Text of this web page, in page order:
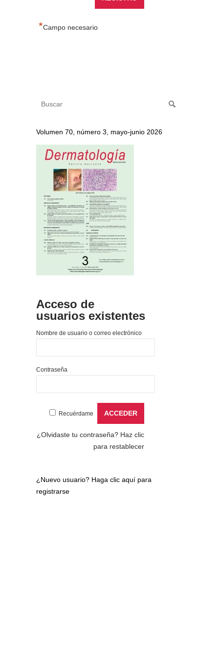
*Campo necesario
Volumen 70, número 3, mayo-junio 2026
Acceso de
usuarios existentes
Nombre de usuario o correo electrónico
Contraseña
Recuérdame
¿Olvidaste tu contraseña? Haz clic
para restablecer
¿Nuevo usuario? Haga clic aquí para
registrarse